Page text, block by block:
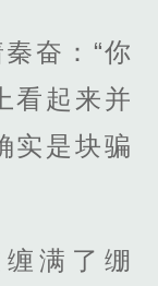
奋：“你
看起来并
实是块骗
满了绷